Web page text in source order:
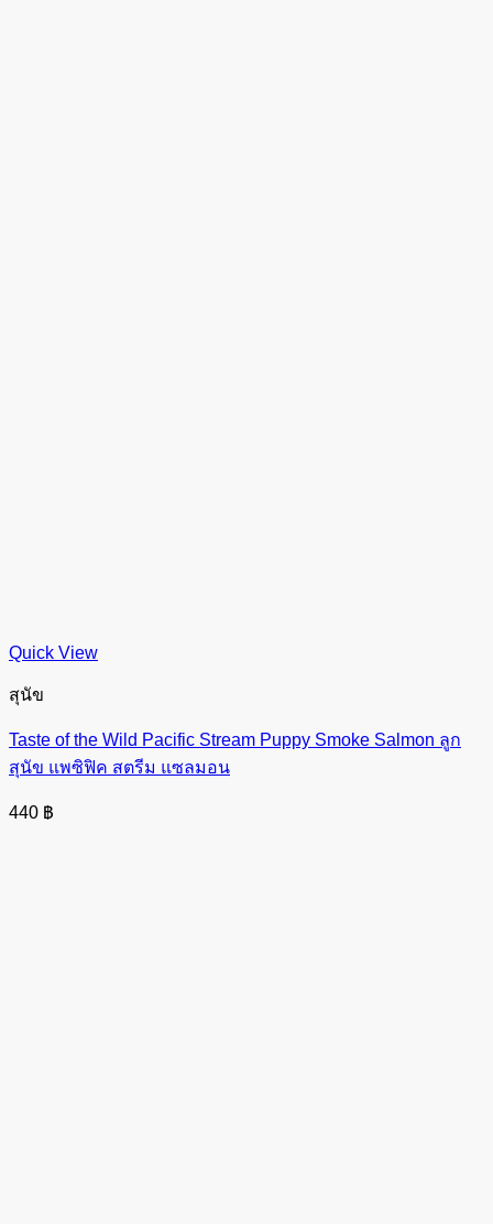
Quick View
สุนัข
Taste of the Wild Pacific Stream Puppy Smoke Salmon ลูก
สุนัข แพซิฟิค สตรีม แซลมอน
440 ฿